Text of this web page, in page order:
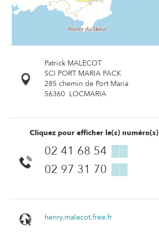
Patrick MALECOT
SCI PORT MARIA PACK
285 chemin de Port Maria
56360 LOCMARIA
Cliquez pour afficher le(s) numéro(s)
02 41 68 54 ▒▒
02 97 31 70 ▒▒
henry.malecot.free.fr